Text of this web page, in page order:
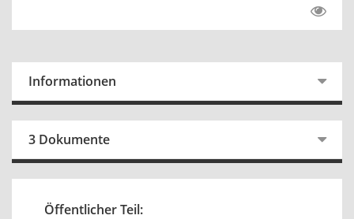
Informationen
3 Dokumente
Öffentlicher Teil: